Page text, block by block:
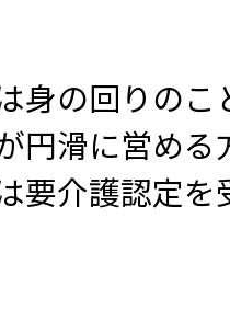
身の回りのこ
円滑に営める
要介護認定を